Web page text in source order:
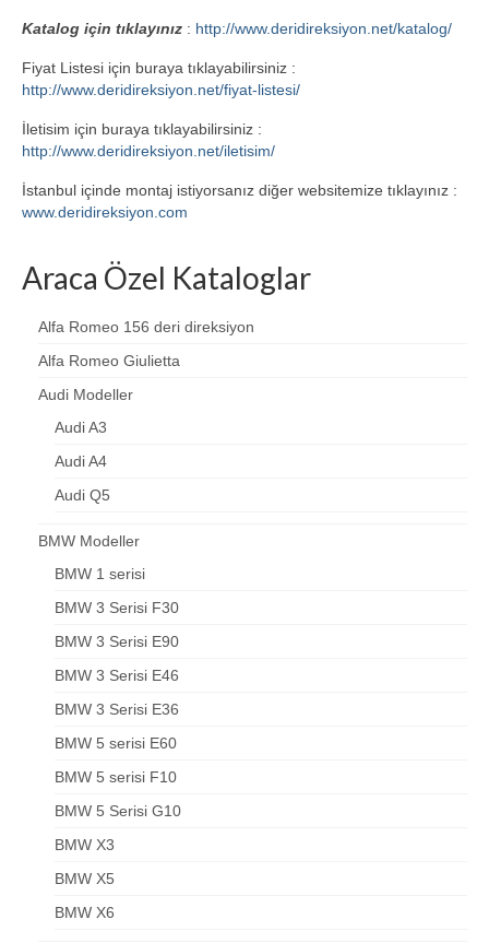
Katalog için tıklayınız : http://www.deridireksiyon.net/katalog/
Fiyat Listesi için buraya tıklayabilirsiniz :
http://www.deridireksiyon.net/fiyat-listesi/
İletisim için buraya tıklayabilirsiniz :
http://www.deridireksiyon.net/iletisim/
İstanbul içinde montaj istiyorsanız diğer websitemize tıklayınız :
www.deridireksiyon.com
Araca Özel Kataloglar
Alfa Romeo 156 deri direksiyon
Alfa Romeo Giulietta
Audi Modeller
Audi A3
Audi A4
Audi Q5
BMW Modeller
BMW 1 serisi
BMW 3 Serisi F30
BMW 3 Serisi E90
BMW 3 Serisi E46
BMW 3 Serisi E36
BMW 5 serisi E60
BMW 5 serisi F10
BMW 5 Serisi G10
BMW X3
BMW X5
BMW X6